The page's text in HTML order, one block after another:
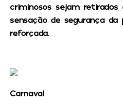
criminosos sejam retirados
sensação de segurança da
reforçada.
Carnaval